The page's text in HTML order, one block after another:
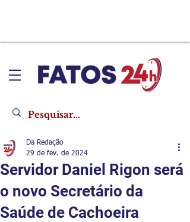
Servidor Daniel Rigon será
o novo Secretário da
Saúde de Cachoeira
Da Redação
29 de fev. de 2024